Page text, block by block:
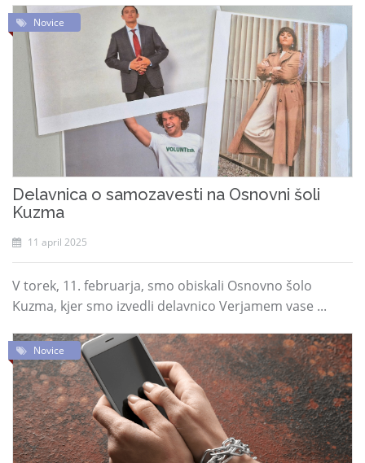
Novice
Delavnica o samozavesti na Osnovni šoli
Kuzma
11 april 2025
V torek, 11. februarja, smo obiskali Osnovno šolo
Kuzma, kjer smo izvedli delavnico Verjamem vase ...
Novice